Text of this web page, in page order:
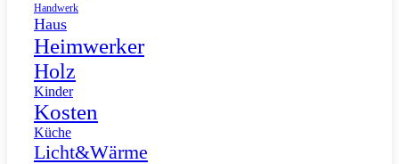
Handwerk
Haus
Heimwerker
Holz
Kinder
Kosten
Küche
Licht&Wärme